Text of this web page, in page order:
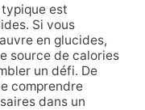
est
Si vous
en glucides,
source de calories
un défi. De
comprendre
dans un